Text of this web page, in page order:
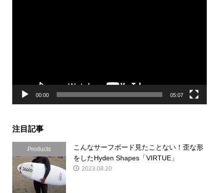
00:00 05:07
注目記事
Products
こんなサーフボード見たことない！歪な形
をしたHyden Shapes「VIRTUE」
2023.08.20